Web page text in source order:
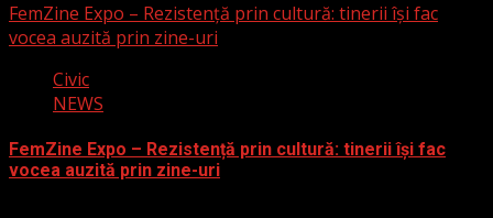
FemZine Expo – Rezistență prin cultură: tinerii își fac
vocea auzită prin zine-uri
Civic
NEWS
FemZine Expo – Rezistență prin cultură: tinerii își fac
vocea auzită prin zine-uri